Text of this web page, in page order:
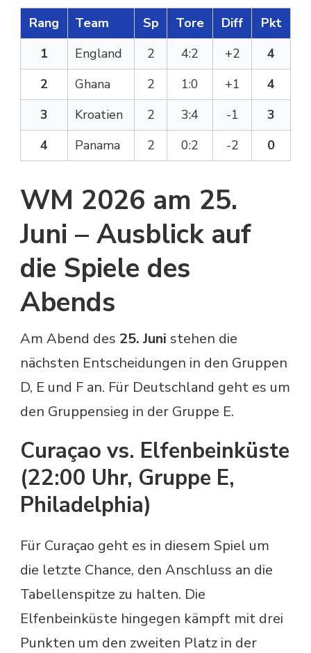
Rang Team Sp Tore Diff
Pkt
1
England 2 4:2 +2
4
2
Ghana 2 1:0 +1
4
3
Kroatien 2 3:4 -1
3
4
Panama 2 0:2 -2 0
WM 2026 am 25.
Juni – Ausblick auf
die Spiele des
Abends
Am Abend des 25. Juni stehen die
nächsten Entscheidungen in den Gruppen
D, E und F an. Für Deutschland geht es um
den Gruppensieg in der Gruppe E.
Curaçao vs. Elfenbeinküste
(22:00 Uhr, Gruppe E,
Philadelphia)
Für Curaçao geht es in diesem Spiel um
die letzte Chance, den Anschluss an die
Tabellenspitze zu halten. Die
Elfenbeinküste hingegen kämpft mit drei
Punkten um den zweiten Platz in der